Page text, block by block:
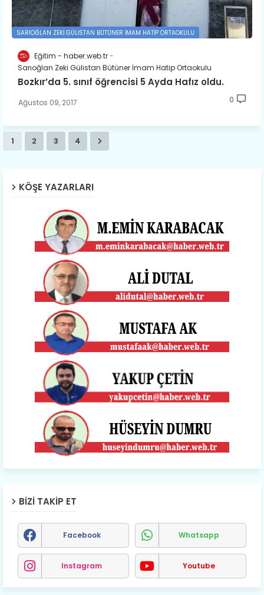
SARIOĞLAN ZEKI GÜLISTAN BÜTÜNER İMAM HATIP ORTAOKULU
Eğitim - haber.web.tr
Sarıoğlan Zeki Gülistan Bütüner İmam Hatip Ortaokulu
Bozkır’da 5. sınıf öğrencisi 5 Ayda Hafız oldu.
Ağustos 09, 2017 0
1 2 3 4
KÖŞE YAZARLARI
BIZI TAKIP ET
Facebook Whatsapp
Instagram Youtube